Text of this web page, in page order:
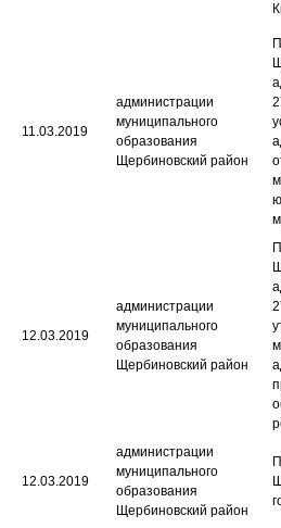
11.03.2019
администрации
муниципального
образования
Щербиновский район
12.03.2019
администрации
муниципального
образования
Щербиновский район
12.03.2019
администрации
муниципального
образования
Щербиновский район